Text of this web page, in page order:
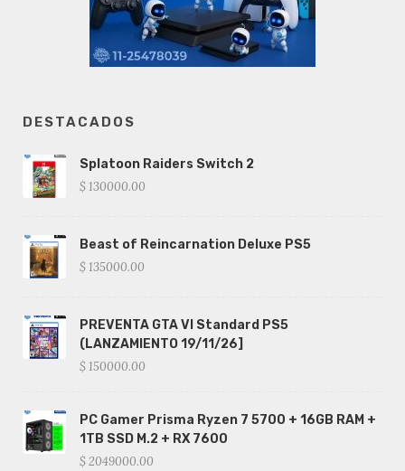
DESTACADOS
Splatoon Raiders Switch 2
$ 130000.00
Beast of Reincarnation Deluxe PS5
$ 135000.00
PREVENTA GTA VI Standard PS5
(LANZAMIENTO 19/11/26]
$ 150000.00
PC Gamer Prisma Ryzen 7 5700 + 16GB RAM +
1TB SSD M.2 + RX 7600
$ 2049000.00